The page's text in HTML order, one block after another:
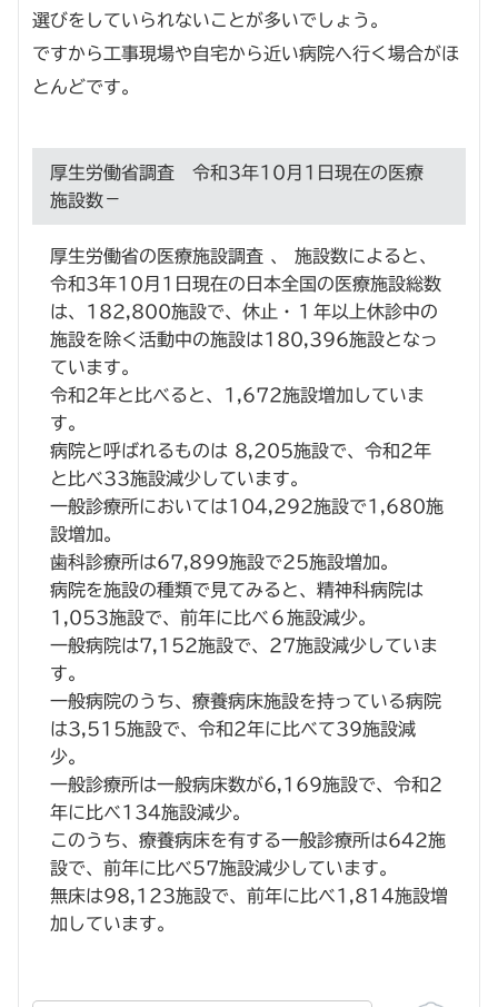
選びをしていられないことが多いでしょう。
ですから工事現場や自宅から近い病院へ行く場合がほ
とんどです。
厚生労働省調査 令和3年10月1日現在の医療
施設数
厚生労働省の医療施設調査 、 施設数によると、
令和3年10月1日現在の日本全国の医療施設総数
は、182,800施設で、休止・１年以上休診中の
施設を除く活動中の施設は180,396施設となっ
ています。
令和2年と比べると、1,672施設増加していま
す。
病院と呼ばれるものは 8,205施設で、令和2年
と比べ33施設減少しています。
一般診療所においては104,292施設で1,680施
設増加。
歯科診療所は67,899施設で25施設増加。
病院を施設の種類で見てみると、精神科病院は
1,053施設で、前年に比べ６施設減少。
一般病院は7,152施設で、27施設減少していま
す。
一般病院のうち、療養病床施設を持っている病院
は3,515施設で、令和2年に比べて39施設減
少。
一般診療所は一般病床数が6,169施設で、令和2
年に比べ134施設減少。
このうち、療養病床を有する一般診療所は642施
設で、前年に比べ57施設減少しています。
無床は98,123施設で、前年に比べ1,814施設増
加しています。